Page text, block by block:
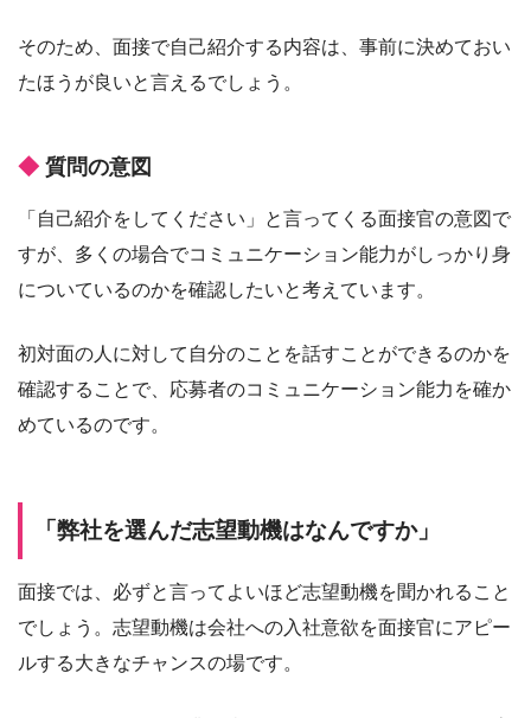
そのため、面接で自己紹介する内容は、事前に決めておい
たほうが良いと言えるでしょう。
質問の意図
「自己紹介をしてください」と言ってくる面接官の意図で
すが、多くの場合でコミュニケーション能力がしっかり身
についているのかを確認したいと考えています。
初対面の人に対して自分のことを話すことができるのかを
確認することで、応募者のコミュニケーション能力を確か
めているのです。
「弊社を選んだ志望動機はなんですか」
面接では、必ずと言ってよいほど志望動機を聞かれること
でしょう。志望動機は会社への入社意欲を面接官にアピー
ルする大きなチャンスの場です。